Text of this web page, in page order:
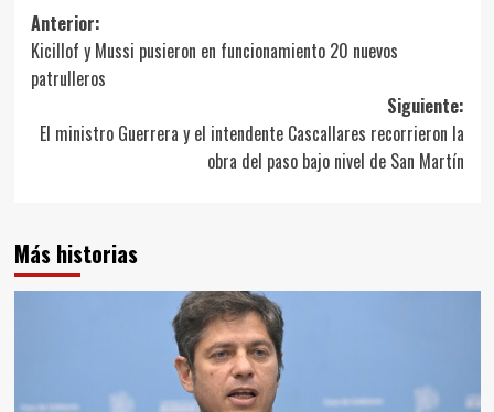
Navegación
de
entradas
Anterior:
Kicillof y Mussi pusieron en funcionamiento 20 nuevos
patrulleros
Siguiente:
El ministro Guerrera y el intendente Cascallares recorrieron la
obra del paso bajo nivel de San Martín
Más historias